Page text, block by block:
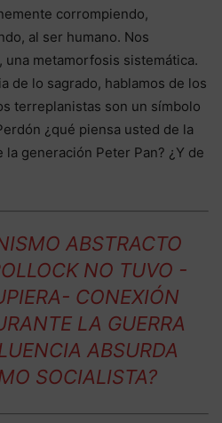
corrompiendo,
al ser humano. Nos
una metamorfosis sistemática.
de lo sagrado, hablamos de los
terreplanistas son un símbolo
¿qué piensa usted de la
generación Peter Pan? ¿Y de
ABSTRACTO
NO TUVO -
CONEXIÓN
LA GUERRA
ABSURDA
SOCIALISTA?